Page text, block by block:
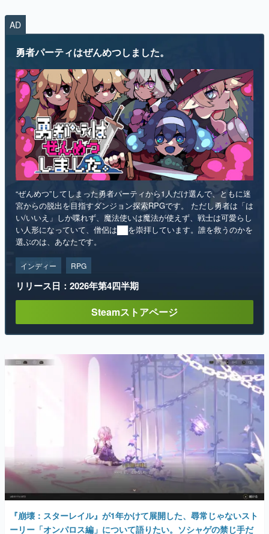
AD
勇者パーティはぜんめつしました。
“ぜんめつ”してしまった勇者パーティから1人だけ選んで、ともに迷
宮からの脱出を目指すダンジョン探索RPGです。 ただし勇者は「は
い/いいえ」しか喋れず、魔法使いは魔法が使えず、戦士は可愛らし
い人形になっていて、僧侶は██を崇拝しています。誰を救うのかを
選ぶのは、あなたです。
インディー RPG
リリース日：2026年第4四半期
Steamストアページ
『崩壊：スターレイル』が1年かけて展開した、尋常じゃないスト
ーリー「オンパロス編」について語りたい。ソシャゲの禁じ手だ